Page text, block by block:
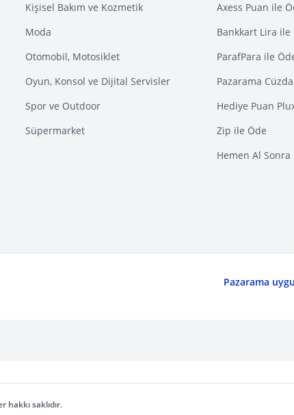
Kişisel Bakım ve Kozmetik
Moda
Otomobil, Motosiklet
Oyun, Konsol ve Dijital Servisler
Spor ve Outdoor
Süpermarket
Axess Puan ile
Bankkart Lira ile
ParafPara ile
Pazarama
Hediye Puan
Zip ile Öde
Hemen Al Sonra
Pazarama
hakkı saklıdır.